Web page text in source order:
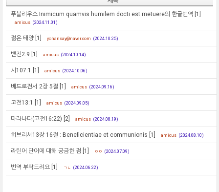
푸블리우스 Inimicum quamvis humilem docti est metuere의 한글번역 [1]
amicus (2024.11.01)
젊은 태양 [1] yohansay@naver.com (2024.10.25)
벧전2:9 [1] amicus (2024.10.14)
시107:1 [1] amicus (2024.10.06)
베드로전서 2장 5절 [1] amicus (2024.09.16)
고전13:1 [1] amicus (2024.09.05)
마라나타(고전16:22) [2] amicus (2024.08.19)
히브리서13장 16절 : Beneficientiae et communionis [1] amicus (2024.08.10)
라틴어 단어에 대해 궁금한 점 [1] ㅇㅇ (2024.07.09)
번역 부탁드려요 [1] ㄱㄴ (2024.06.22)